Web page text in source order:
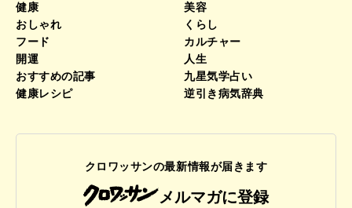
健康
美容
おしゃれ
くらし
フード
カルチャー
開運
人生
おすすめの記事
九星気学占い
健康レシピ
逆引き病気辞典
クロワッサンの最新情報が届きます
メルマガに登録